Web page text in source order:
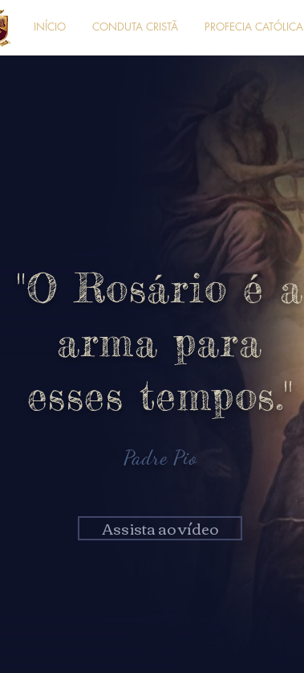
INÍCIO CONDUTA CRISTÃ PROFECIA CATÓLICA
"O Rosário é a
arma para
esses tempos."
Padre Pio
Assista ao vídeo